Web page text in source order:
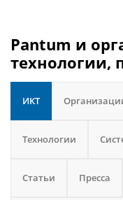
Pantum и
технологии,
ИКТ
Технологии
Статьи Пресса